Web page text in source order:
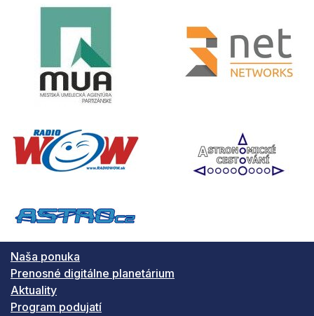
Naša ponuka
Prenosné digitálne planetárium
Aktuality
Program podujatí